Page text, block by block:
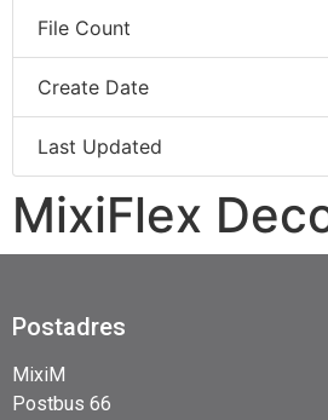
File Count
Create Date
Last Updated
MixiFlex
Postadres
MixiM
Postbus 66